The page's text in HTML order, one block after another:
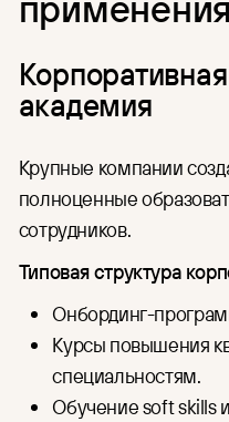
академия
Крупные компании
полноценные
сотрудников.
Типовая структура
Онбординг-
Курсы повышения
специальностям.
Обучение soft skills